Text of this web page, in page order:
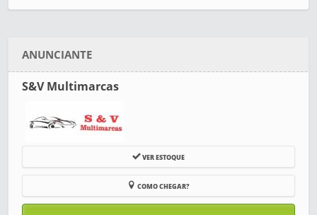
ANUNCIANTE
S&V Multimarcas
VER ESTOQUE
COMO CHEGAR?